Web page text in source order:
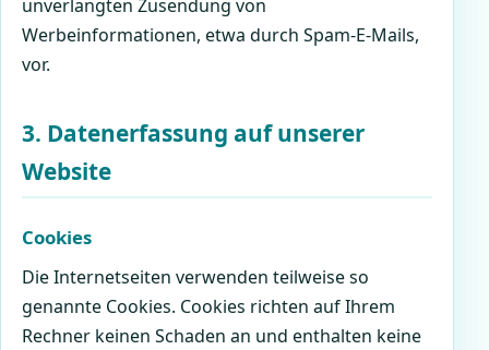
unverlangten Zusendung von
Werbeinformationen, etwa durch Spam-E-Mails,
vor.
3. Datenerfassung auf unserer
Website
Cookies
Die Internetseiten verwenden teilweise so
genannte Cookies. Cookies richten auf Ihrem
Rechner keinen Schaden an und enthalten keine